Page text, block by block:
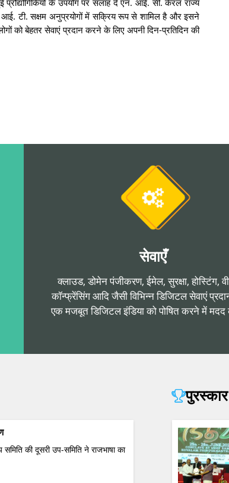
के उपयोग पर सलाह दें एन. आई. सी. केरल राज्य
टी. सक्षम अनुप्रयोगों में सक्रिय रूप से शामिल है और इसने
को बेहतर सेवाएं प्रदान करने के लिए अपनी दिन-प्रतिदिन की
सेवाएँ
क्लाउड, डोमेन पंजीकरण, ईमेल, सुरक्षा, होस्टिंग,
कॉन्फ्रेंसिंग आदि जैसी विभिन्न डिजिटल सेवाएं
एक मजबूत डिजिटल इंडिया को पोषित करने में मदद
की दूसरी उप-समिति ने राजभाषा का
पुरस्कार